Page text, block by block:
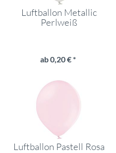
Luftballon Metallic
Perlweiß
ab 0,20 € *
Luftballon Pastell Rosa